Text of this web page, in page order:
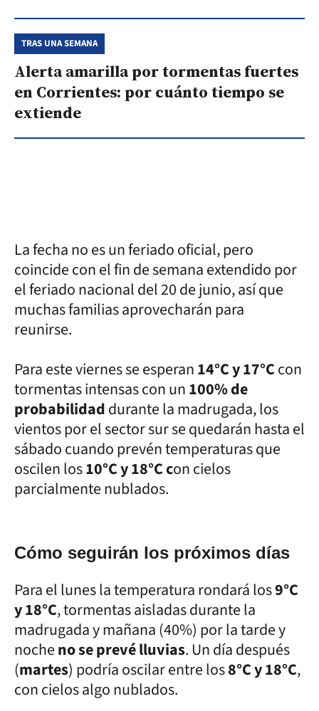
TRAS UNA SEMANA
Alerta amarilla por tormentas fuertes
en Corrientes: por cuánto tiempo se
extiende
La fecha no es un feriado oficial, pero
coincide con el fin de semana extendido por
el feriado nacional del 20 de junio, así que
muchas familias aprovecharán para
reunirse.
Para este viernes se esperan14°C y 17°Ccon
tormentas intensas con un100% de
probabilidaddurante la madrugada, los
vientos por el sector sur se quedarán hasta el
sábado cuando prevén temperaturas que
oscilen los10°C y 18°C con cielos
parcialmente nublados.
Cómo seguirán los próximos días
Para el lunes la temperatura rondará los9°C
y 18°C, tormentas aisladas durante la
madrugada y mañana (40%) por la tarde y
nocheno se prevé lluvias. Un día después
(martes) podría oscilar entre los8°C y 18°C,
con cielos algo nublados.